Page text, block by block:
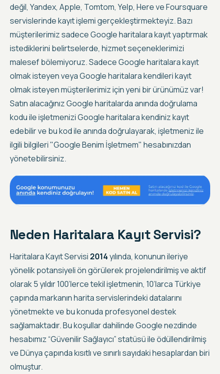
değil, Yandex, Apple, Tomtom, Yelp, Here ve Foursquare
servislerinde kayıt işlemi gerçekleştirmekteyiz. Bazı
müşterilerimiz sadece Google haritalara kayıt yaptırmak
istediklerini belirtselerde, hizmet seçeneklerimizi
malesef bölemiyoruz. Sadece Google haritalara kayıt
olmak isteyen veya Google haritalara kendileri kayıt
olmak isteyen müşterilerimiz için yeni bir ürünümüz var!
Satın alacağınız Google haritalarda anında doğrulama
kodu ile işletmenizi Google haritalara kendiniz kayıt
edebilir ve bu kod ile anında doğrulayarak, işletmeniz ile
ilgili bilgileri "Google Benim İşletmem" hesabınızdan
yönetebilirsiniz.
Neden Haritalara Kayıt Servisi?
Haritalara Kayıt Servisi 2014yılında, konunun ileriye
yönelik potansiyeli ön görülerek projelendirilmiş ve aktif
olarak5 yıldır 100’lerce tekil işletmenin, 10’larca Türkiye
çapında markanın harita servislerindeki datalarını
yönetmekte ve bu konuda profesyonel destek
sağlamaktadır. Bu koşullar dahilinde Google nezdinde
hesabımız “Güvenilir Sağlayıcı” statüsü ile ödüllendirilmiş
ve Dünya çapında kısıtlı ve sınırlı sayıdaki hesaplardan biri
olmuştur.